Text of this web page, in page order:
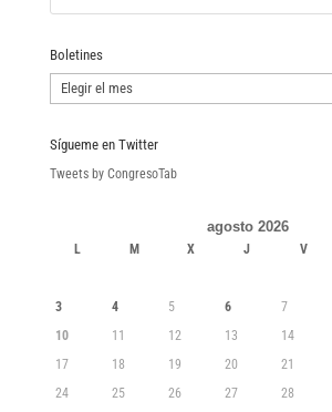
Boletines
Boletines
Sígueme en Twitter
Tweets by CongresoTab
agosto 2026
L M X J V
3
4 5 6 7
10
11 12 13 14
17
18 19 20 21
24
25 26 27 28